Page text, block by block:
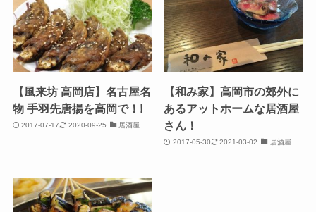
【風来坊 高岡店】名古屋名
物 手羽先唐揚を高岡で！!
2017-07-17 2020-09-25 居酒屋
【和み家】高岡市の郊外に
あるアットホームな居酒屋
さん！
2017-05-30 2021-03-02 居酒屋